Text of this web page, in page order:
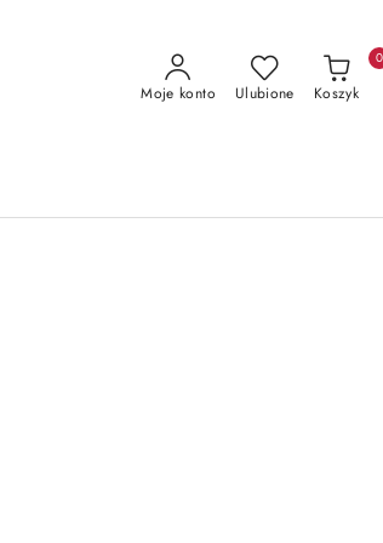
Moje konto Ulubione Koszyk
0